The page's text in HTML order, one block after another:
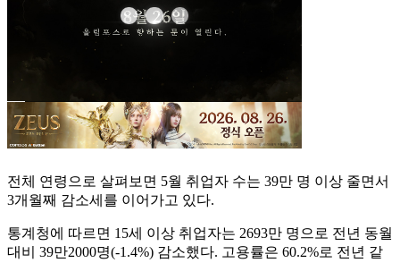
전체 연령으로 살펴보면 5월 취업자 수는 39만 명 이상 줄면서
3개월째 감소세를 이어가고 있다.
통계청에 따르면 15세 이상 취업자는 2693만 명으로 전년 동월
대비 39만2000명(-1.4%) 감소했다. 고용률은 60.2%로 전년 같